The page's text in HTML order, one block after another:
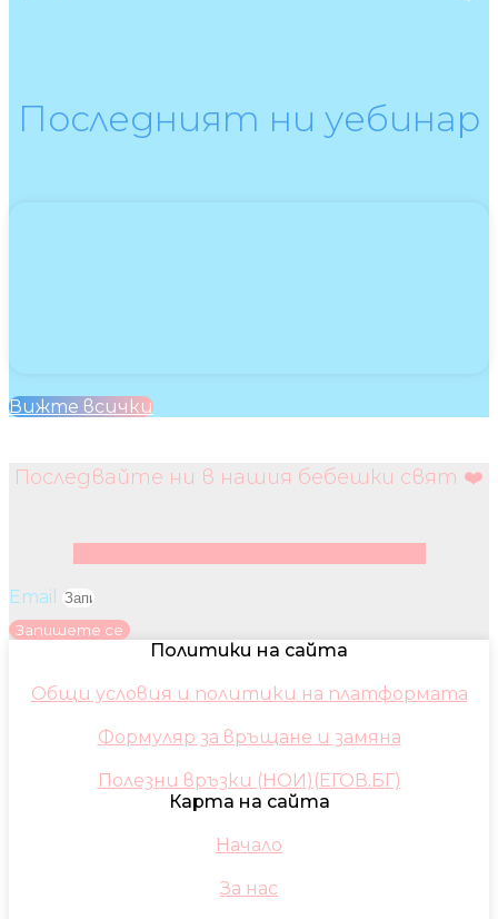
Последният ни уебинар
Вижте всички
Последвайте ни в нашия бебешки свят ❤️
Email
Запишете се
Политики на сайта
Общи условия и политики на платформата
Формуляр за връщане и замяна
Полезни връзки (НОИ)(ЕГОВ.БГ)
Карта на сайта
Начало
За нас